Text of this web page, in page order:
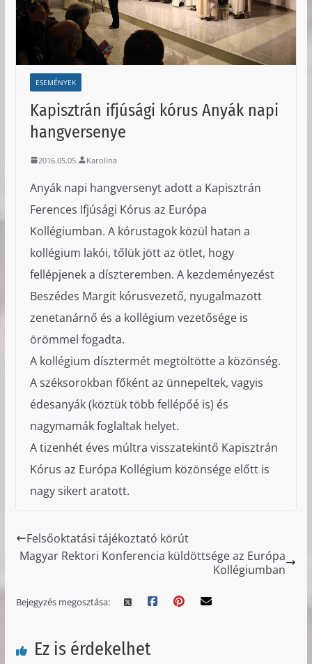
ESEMÉNYEK
Kapisztrán ifjúsági kórus Anyák napi
hangversenye
2016.05.05. Karolina
Anyák napi hangversenyt adott a Kapisztrán
Ferences Ifjúsági Kórus az Európa
Kollégiumban. A kórustagok közül hatan a
kollégium lakói, tőlük jött az ötlet, hogy
fellépjenek a díszteremben. A kezdeményezést
Beszédes Margit kórusvezető, nyugalmazott
zenetanárnő és a kollégium vezetősége is
örömmel fogadta.
A kollégium dísztermét megtöltötte a közönség.
A széksorokban főként az ünnepeltek, vagyis
édesanyák (köztük több fellépőé is) és
nagymamák foglaltak helyet.
A tizenhét éves múltra visszatekintő Kapisztrán
Kórus az Európa Kollégium közönsége előtt is
nagy sikert aratott.
Felsőoktatási tájékoztató körút
Magyar Rektori Konferencia küldöttsége az Európa
Kollégiumban
Bejegyzés megosztása:
Ez is érdekelhet